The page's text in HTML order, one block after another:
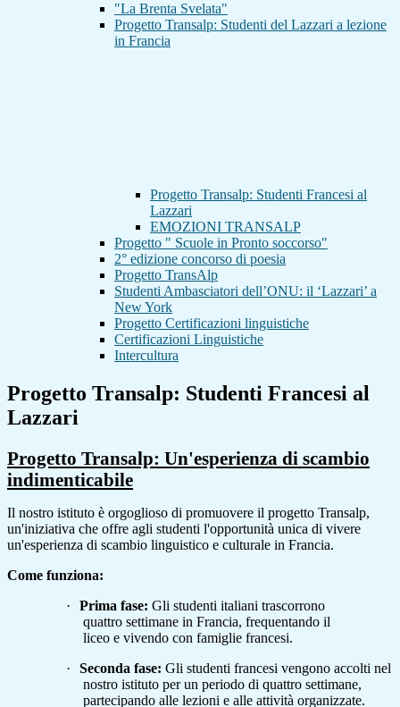
"La Brenta Svelata"
Progetto Transalp: Studenti del Lazzari a lezione
in Francia
Progetto Transalp: Studenti Francesi al
Lazzari
EMOZIONI TRANSALP
Progetto " Scuole in Pronto soccorso"
2° edizione concorso di poesia
Progetto TransAlp
Studenti Ambasciatori dell’ONU: il ‘Lazzari’ a
New York
Progetto Certificazioni linguistiche
Certificazioni Linguistiche
Intercultura
Progetto Transalp: Studenti Francesi al
Lazzari
Progetto Transalp: Un'esperienza di scambio
indimenticabile
Il nostro istituto è orgoglioso di promuovere il progetto Transalp,
un'iniziativa che offre agli studenti l'opportunità unica di vivere
un'esperienza di scambio linguistico e culturale in Francia.
Come funziona:
·
Prima fase: Gli studenti italiani trascorrono
quattro settimane in Francia, frequentando il
liceo e vivendo con famiglie francesi.
·
Seconda fase: Gli studenti francesi vengono accolti nel
nostro istituto per un periodo di quattro settimane,
partecipando alle lezioni e alle attività organizzate.